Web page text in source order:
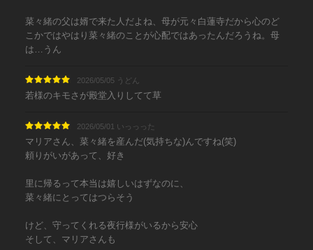
菜々緒の父は婿で来た人だよね、母が元々白蓮寺だから心のど
こかではやはり菜々緒のことが心配ではあったんだろうね。母
は…うん
2026/05/05 うどん
若様のキモさが殿堂入りしてて草
2026/05/01 いっっった
マリアさん、菜々緒を産んだ(気持ちな)んですね(笑)
頼りがいがあって、好き
里に帰るって本当は嬉しいはずなのに、
菜々緒にとってはつらそう
けど、守ってくれる夜行様がいるから安心
そして、マリアさんも